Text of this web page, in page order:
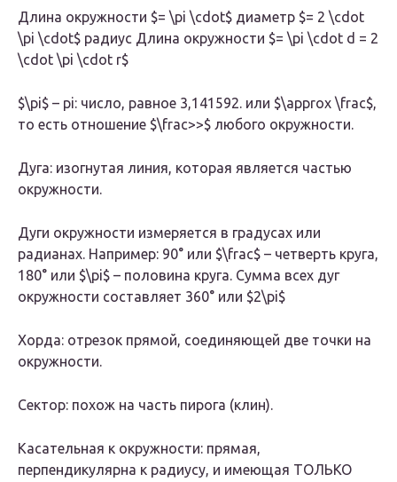
Длина окружности $= \pi \cdot$ диаметр $= 2 \cdot
\pi \cdot$ радиус Длина окружности $= \pi \cdot d = 2
\cdot \pi \cdot r$
$\pi$ – pi: число, равное 3,141592. или $\approx \frac$,
то есть отношение $\frac>>$ любого окружности.
Дуга: изогнутая линия, которая является частью
окружности.
Дуги окружности измеряется в градусах или
радианах. Например: 90° или $\frac$ – четверть круга,
180° или $\pi$ – половина круга. Сумма всех дуг
окружности составляет 360° или $2\pi$
Хорда: отрезок прямой, соединяющей две точки на
окружности.
Сектор: похож на часть пирога (клин).
Касательная к окружности: прямая,
перпендикулярна к радиусу, и имеющая ТОЛЬКО